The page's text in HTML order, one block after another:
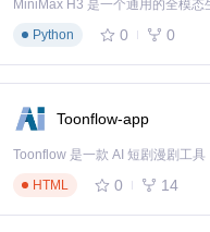
Live版本是否低于2024
Python
0 0
Toonflow-app
HTML
0 14